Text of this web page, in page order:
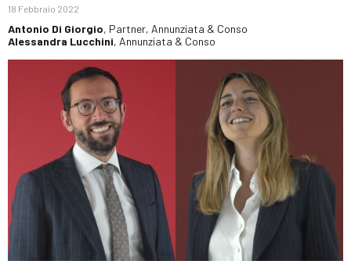
18 Febbraio 2022
Antonio Di Giorgio, Partner, Annunziata & Conso
Alessandra Lucchini, Annunziata & Conso